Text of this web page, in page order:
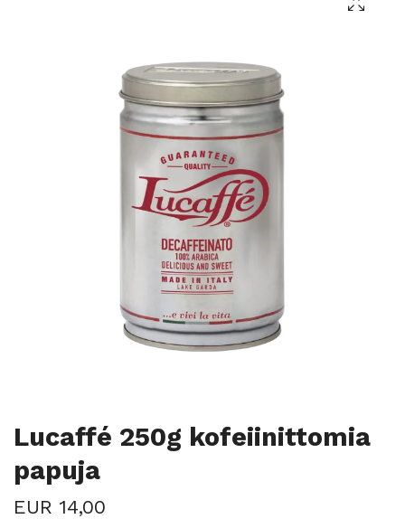
Lucaffé 250g kofeiinittomia
papuja
EUR 14,00